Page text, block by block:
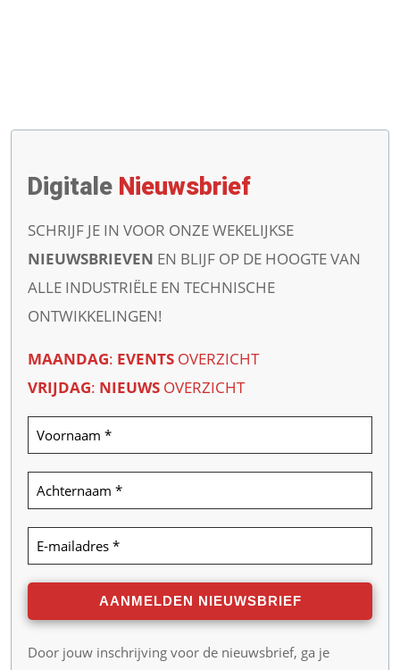
Digitale Nieuwsbrief
SCHRIJF JE IN VOOR ONZE WEKELIJKSE
NIEUWSBRIEVEN EN BLIJF OP DE HOOGTE VAN
ALLE INDUSTRIËLE EN TECHNISCHE
ONTWIKKELINGEN!
MAANDAG: EVENTS OVERZICHT
VRIJDAG: NIEUWS OVERZICHT
Door jouw inschrijving voor de nieuwsbrief, ga je